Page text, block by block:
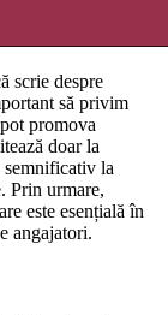
scrie despre
să privim
promova
doar la
la
Prin urmare,
este esențială în
angajatori.